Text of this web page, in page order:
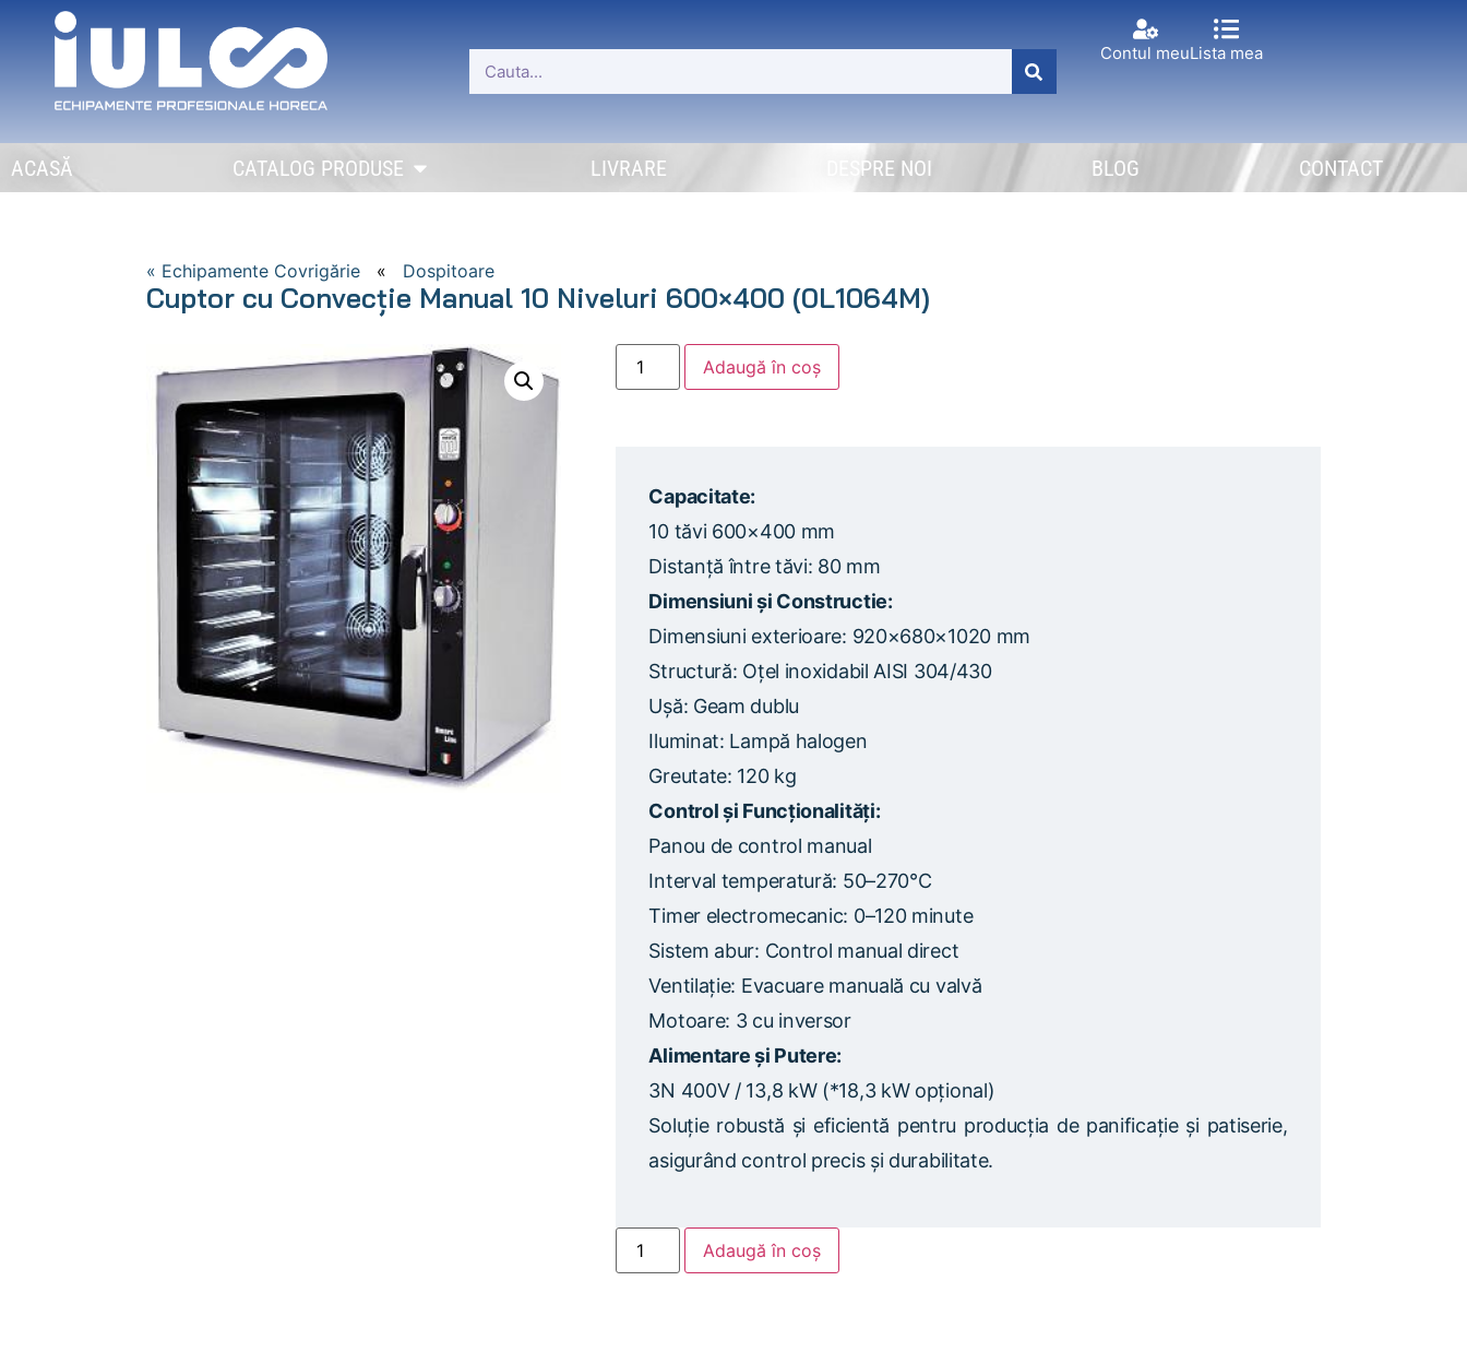
Contul meuLista mea
ACASĂ CATALOG PRODUSE LIVRARE DESPRE NOI BLOG CONTACT
« Echipamente Covrigărie « Dospitoare
Cuptor cu Convecție Manual 10 Niveluri 600×400 (0L1064M)
Adaugă în coș
Capacitate:
10 tăvi 600×400 mm
Distanță între tăvi: 80 mm
Dimensiuni și Constructie:
Dimensiuni exterioare: 920×680×1020 mm
Structură: Oțel inoxidabil AISI 304/430
Ușă: Geam dublu
Iluminat: Lampă halogen
Greutate: 120 kg
Control și Funcționalități:
Panou de control manual
Interval temperatură: 50–270°C
Timer electromecanic: 0–120 minute
Sistem abur: Control manual direct
Ventilație: Evacuare manuală cu valvă
Motoare: 3 cu inversor
Alimentare și Putere:
3N 400V / 13,8 kW (*18,3 kW opțional)
Soluție robustă și eficientă pentru producția de panificație și patiserie,
asigurând control precis și durabilitate.
Adaugă în coș